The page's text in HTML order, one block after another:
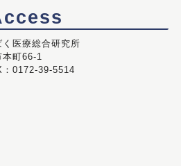
医療総合研究所
町66-1
0172-39-5514